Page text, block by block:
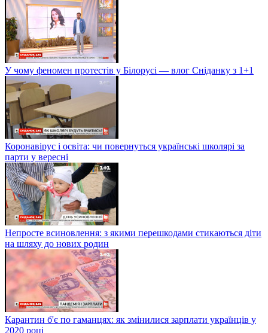
У чому феномен протестів у Білорусі — влог Сніданку з 1+1
Коронавірус і освіта: чи повернуться українські школярі за
парти у вересні
Непросте всиновлення: з якими перешкодами стикаються діти
на шляху до нових родин
Карантин б'є по гаманцях: як змінилися зарплати українців у
2020 році